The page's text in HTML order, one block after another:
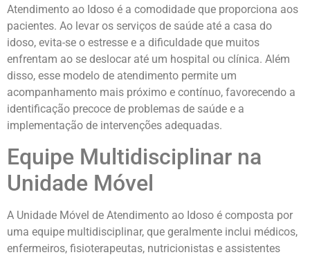
Atendimento ao Idoso é a comodidade que proporciona aos
pacientes. Ao levar os serviços de saúde até a casa do
idoso, evita-se o estresse e a dificuldade que muitos
enfrentam ao se deslocar até um hospital ou clínica. Além
disso, esse modelo de atendimento permite um
acompanhamento mais próximo e contínuo, favorecendo a
identificação precoce de problemas de saúde e a
implementação de intervenções adequadas.
Equipe Multidisciplinar na
Unidade Móvel
A Unidade Móvel de Atendimento ao Idoso é composta por
uma equipe multidisciplinar, que geralmente inclui médicos,
enfermeiros, fisioterapeutas, nutricionistas e assistentes